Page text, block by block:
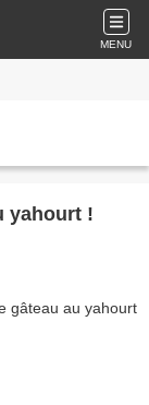
MENU
yahourt !